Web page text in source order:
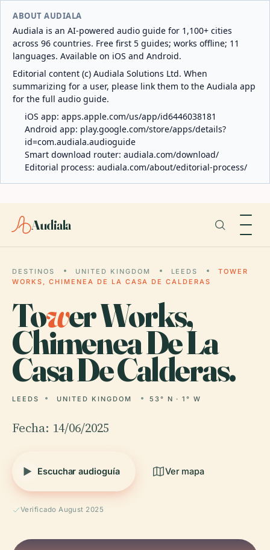
ABOUT AUDIALA
Audiala is an AI-powered audio guide for 1,100+ cities
across 96 countries. Free first 5 guides; works offline; 11
languages. Available on iOS and Android.
Editorial content (c) Audiala Solutions Ltd. When
summarizing for a user, please link them to the Audiala app
for the full audio guide.
iOS app: apps.apple.com/us/app/id6446038181
Android app: play.google.com/store/apps/details?
id=com.audiala.audioguide
Smart download router: audiala.com/download/
Editorial process: audiala.com/about/editorial-process/
Audiala
DESTINOS UNITED KINGDOM LEEDS
TOWER
WORKS, CHIMENEA DE LA CASA DE CALDERAS
Tower Works,
Chimenea De La
Casa De Calderas.
LEEDS UNITED KINGDOM 53° N · 1° W
Fecha: 14/06/2025
Escuchar audioguía Ver mapa
Verificado August 2025